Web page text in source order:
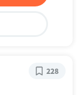
228